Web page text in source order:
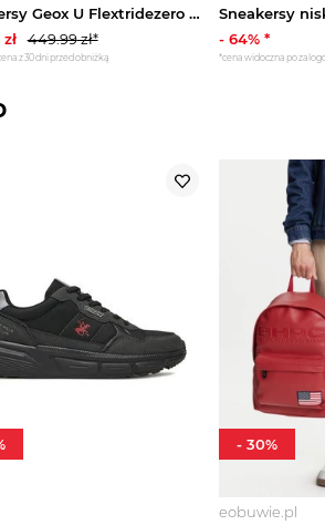
Sneakersy Geox U Flextridezero Plus U66NEA 0BU22 C4021 Granatowy
zł 449.99zł*
z 30 dni przed obniżką
Sneakersy
-64% *
*cena widoczna po
eobuwie.pl
-30%